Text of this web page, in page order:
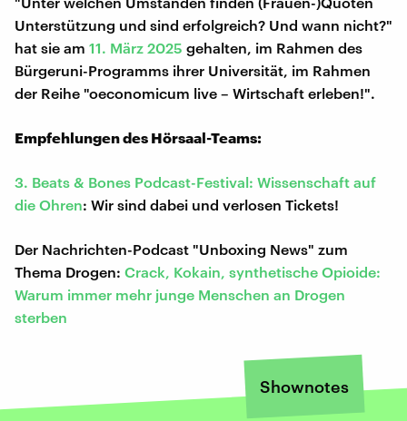
Unterstützung und sind erfolgreich? Und wann nicht?"
hat sie am 11. März 2025 gehalten, im Rahmen des
Bürgeruni-Programms ihrer Universität, im Rahmen
der Reihe "oeconomicum live – Wirtschaft erleben!".
Empfehlungen des Hörsaal-Teams:
3. Beats & Bones Podcast-Festival: Wissenschaft auf
die Ohren: Wir sind dabei und verlosen Tickets!
Der Nachrichten-Podcast "Unboxing News" zum
Thema Drogen: Crack, Kokain, synthetische Opioide:
Warum immer mehr junge Menschen an Drogen
sterben
Shownotes